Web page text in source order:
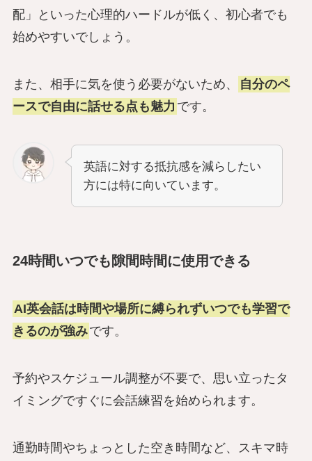
配」といった心理的ハードルが低く、初心者でも
始めやすいでしょう。
また、相手に気を使う必要がないため、
自分のペ
ースで自由に話せる点も魅力 です。
英語に対する抵抗感を減らしたい
方には特に向いています。
24時間いつでも隙間時間に使用できる
AI英会話は時間や場所に縛られずいつでも学習で
きるのが強みです。
予約やスケジュール調整が不要で、思い立ったタ
イミングですぐに会話練習を始められます。
通勤時間やちょっとした空き時間など、スキマ時